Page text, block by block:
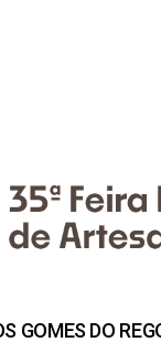
GOMES DO